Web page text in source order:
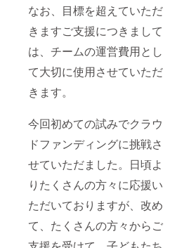
なお、目標を超えていただ
きますご支援につきまして
は、チームの運営費用とし
て大切に使用させていただ
きます。
今回初めての試みでクラウ
ドファンディングに挑戦さ
せていただました。日頃よ
りたくさんの方々に応援い
ただいておりますが、改め
て、たくさんの方々からご